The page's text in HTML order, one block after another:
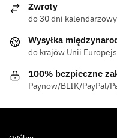
Zwroty
do 30 dni
Wysyłka
do krajów Unii
100% bezpieczne
Paynow/BLIK/PayPal/